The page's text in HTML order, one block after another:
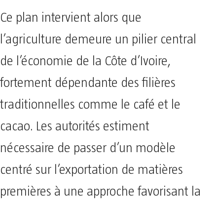
Ce plan intervient alors que
l’agriculture demeure un pilier central
de l’économie de la Côte d’Ivoire,
fortement dépendante des filières
traditionnelles comme le café et le
cacao. Les autorités estiment
nécessaire de passer d’un modèle
centré sur l’exportation de matières
premières à une approche favorisant la